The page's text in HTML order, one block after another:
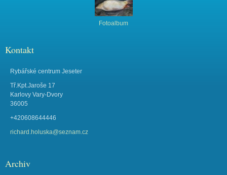
Fotoalbum
Kontakt
Rybářské centrum Jeseter
Tř.Kpt.Jaroše 17
Karlovy Vary-Dvory
36005
+420608644446
richard.holuska@seznam.cz
Archiv